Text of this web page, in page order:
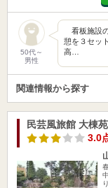
50代～
男性
看板施設
憩を３セッ
高…
関連情報から探す
民芸風旅館 大棟苑
3.0